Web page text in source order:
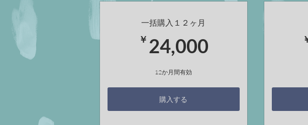
一括購入１２ヶ月
￥ 24,000
12か月間有効
購入する